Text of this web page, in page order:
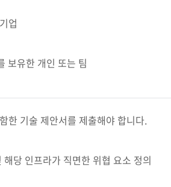
업
보유한 개인 또는 팀
한 기술 제안서를 제출해야 합니다.
당 인프라가 직면한 위협 요소 정의